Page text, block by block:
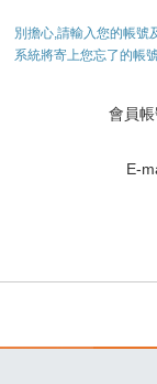
別擔心,請輸入您的帳號
系統將寄上您忘了的帳
會員
E-